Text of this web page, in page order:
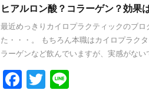
b
o
o
k
ヒアルロン酸？コラーゲン？効果
最近めっきりカイロプラクティックのブ
た・・・。 もちろん本職はカイロプラク
ラーゲンなど飲んでいますが、実感がない
F
T